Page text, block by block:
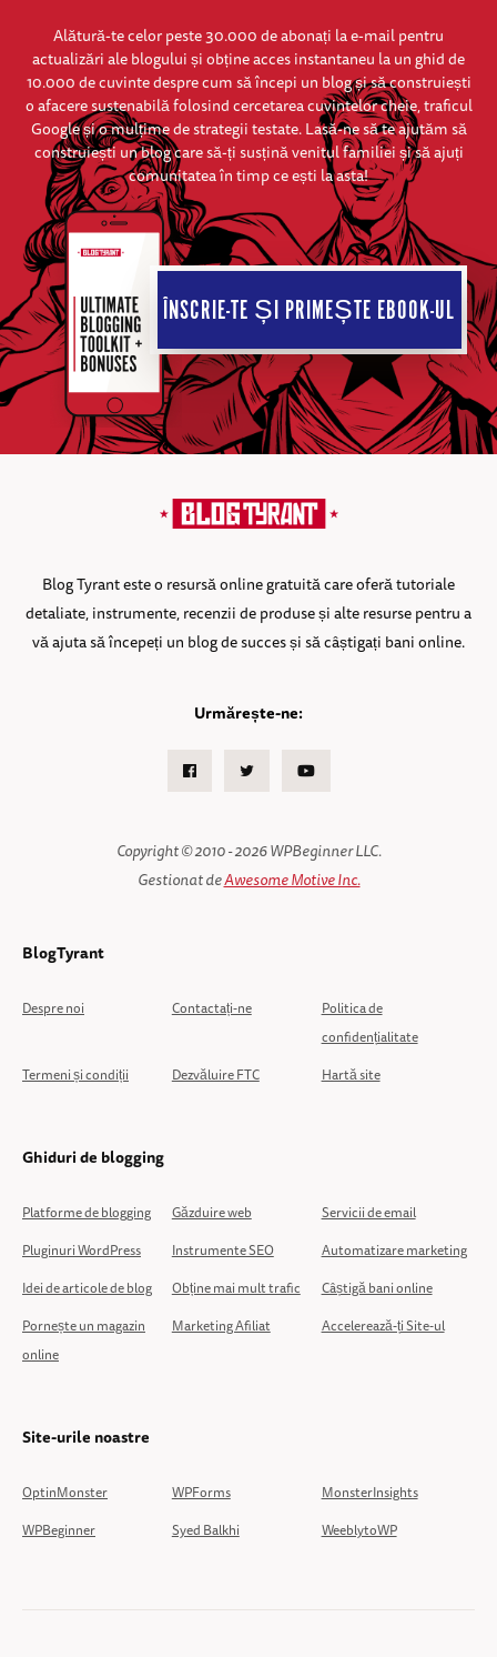
Alătură-te celor peste 30.000 de abonați la e-mail pentru
actualizări ale blogului și obține acces instantaneu la un ghid de
10.000 de cuvinte despre cum să începi un blog și să construiești
o afacere sustenabilă folosind cercetarea cuvintelor cheie, traficul
Google și o mulțime de strategii testate. Lasă-ne să te ajutăm să
construiești un blog care să-ți susțină venitul familiei și să ajuți
comunitatea în timp ce ești la asta!
ÎNSCRIE-TE ȘI PRIMEȘTE EBOOK-UL
Blog Tyrant este o resursă online gratuită care oferă tutoriale
detaliate, instrumente, recenzii de produse și alte resurse pentru a
vă ajuta să începeți un blog de succes și să câștigați bani online.
Urmărește-ne:
FacebookTwitter Youtube
Copyright © 2010 - 2026 WPBeginner LLC.
Gestionat deAwesome Motive Inc.
BlogTyrant
Despre noi Contactați-ne
Politica de
confidențialitate
Termeni și condiții
Dezvăluire FTC Hartă site
Ghiduri de blogging
Platforme de blogging Găzduire web
Servicii de email
Pluginuri WordPress
Instrumente SEO
Automatizare marketing
Idei de articole de blog
Obține mai mult trafic
Câștigă bani online
Pornește un magazin
online
Marketing Afiliat Accelerează-ți Site-ul
Site-urile noastre
OptinMonster WPForms
MonsterInsights
WPBeginner
Syed Balkhi WeeblytoWP